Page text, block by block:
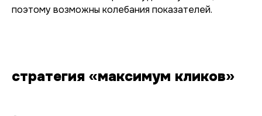
поэтому возможны колебания показателей.
стратегия «максимум кликов»